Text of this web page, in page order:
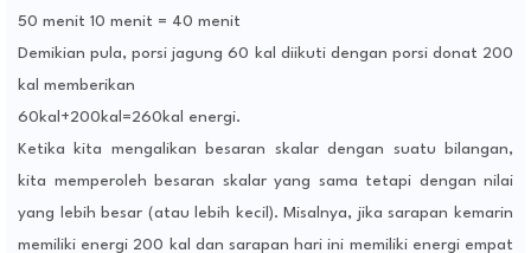
50 menit 10 menit = 40 menit
Demikian pula, porsi jagung 60 kal diikuti dengan porsi donat 200
kal memberikan
60kal+200kal=260kal energi.
Ketika kita mengalikan besaran skalar dengan suatu bilangan,
kita memperoleh besaran skalar yang sama tetapi dengan nilai
yang lebih besar (atau lebih kecil). Misalnya, jika sarapan kemarin
memiliki energi 200 kal dan sarapan hari ini memiliki energi empat